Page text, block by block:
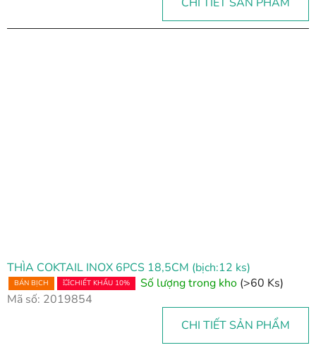
THÌA COKTAIL INOX 6PCS 18,5CM (bịch:12 ks)
BÁN BỊCH 💥CHIẾT KHẤU 10% Số lượng trong kho (>60 Ks)
Mã số: 2019854
CHI TIẾT SẢN PHẨM